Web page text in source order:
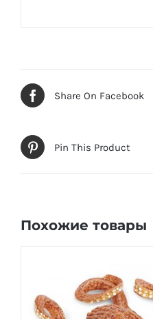
Share On Facebook
Pin This Product
Похожие товары